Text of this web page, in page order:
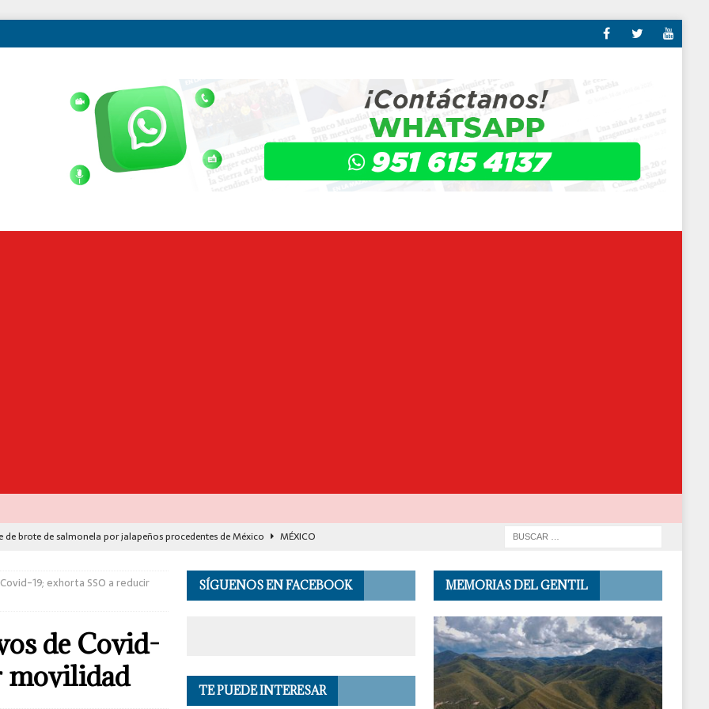
de brote de salmonela por jalapeños procedentes de México
MÉXICO
Seguridad se suma a investigación por asesinato en vivo del influencer
en los Andes de Perú deja un herido, según reporte de autoridades
EL
19; exhorta SSO a reducir
de Covid-
movilidad
SÍGUENOS EN FACEBOOK
TE PUEDE INTERESAR
MEMORIAS DEL GENTIL